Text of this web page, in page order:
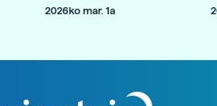
2026ko mar. 1a